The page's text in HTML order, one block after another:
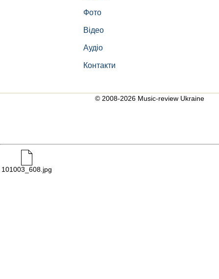
Фото
Відео
Аудіо
Контакти
© 2008-2026 Music-review Ukraine
101003_608.jpg